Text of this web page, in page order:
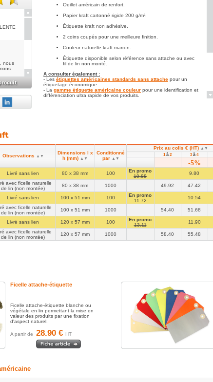
nous
de
payer
A
que
Oeillet américain de renfort.
Papier kraft cartonné rigide 200 g/m².
Étiquette kraft non adhésive.
2 coins coupés pour une meilleure finition.
Couleur naturelle kraft marron.
Étiquette disponible selon référence sans attache ou avec
fil de lin non monté.
A consulter également :
- Les étiquettes américaines standards sans attache pour un
étiquetage économique.
- La gamme étiquette américaine couleur pour une identification et
différenciation ultra rapide de vos produits.
contact@toutembal.fr
Observations ▲▼
Dimensions l x
h (mm) ▲▼
Conditionné
par ▲▼
Prix au colis € (HT) ▲▼
1à 2 3 à 4
-5%
Livré sans lien 80 x 38 mm 100
En promo
10.88
9.80
avec ficelle naturelle
de lin (non montée)
80 x 38 mm 1000 49.92 47.42
Livré sans lien 100 x 51 mm 100
En promo
11.72
10.54
avec ficelle naturelle
de lin (non montée)
100 x 51 mm 1000 54.40 51.68
Livré sans lien 120 x 57 mm 100
En promo
13.11
11.90
avec ficelle naturelle
de lin (non montée)
120 x 57 mm 1000 58.40 55.48
Ficelle attache-étiquette
Ficelle attache-étiquette blanche ou
végétale en lin permettant la mise en
valeur des produits par une fixation
d'aspect naturel.
A partir de 28.90 € HT